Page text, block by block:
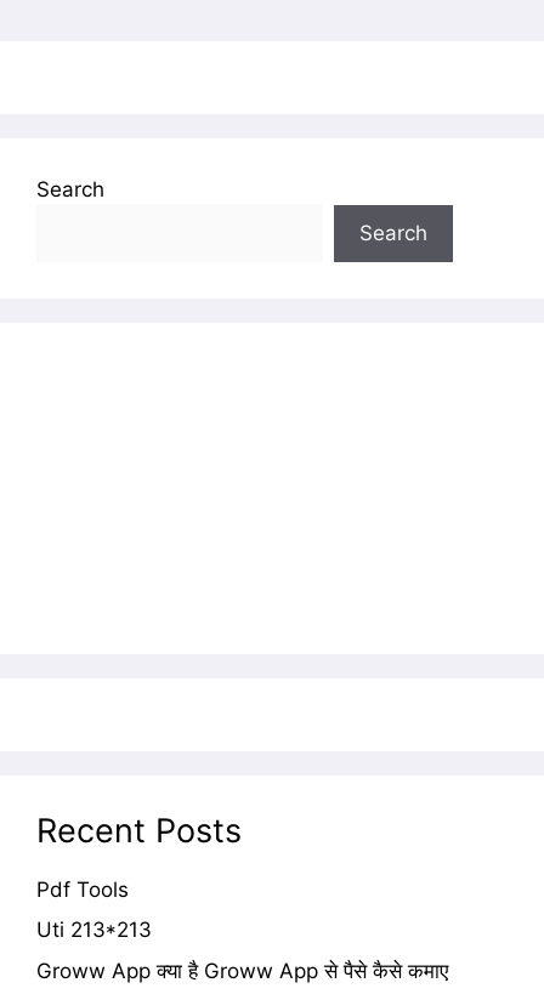
Search
Search
Recent Posts
Pdf Tools
Uti 213*213
Groww App क्या है Groww App से पैसे कैसे कमाए